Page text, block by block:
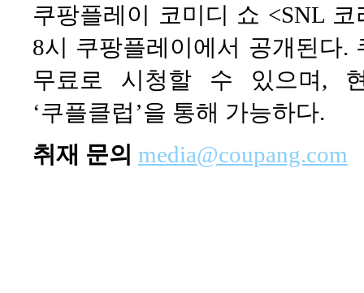
쿠팡플레이 코미디 쇼 <SNL
8시 쿠팡플레이에서 공개된다.
무료로 시청할 수 있으며,
‘쿠플클럽’을 통해 가능하다.
취재 문의 media@coupang.com